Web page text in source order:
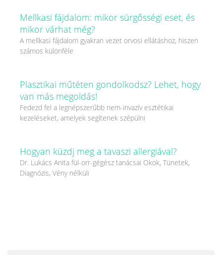
Mellkasi fájdalom: mikor sürgősségi eset, és
mikor várhat még?
A mellkasi fájdalom gyakran vezet orvosi ellátáshoz, hiszen
számos különféle
Plasztikai műtéten gondolkodsz? Lehet, hogy
van más megoldás!
Fedezd fel a legnépszerűbb nem-invazív esztétikai
kezeléseket, amelyek segítenek szépülni
Hogyan küzdj meg a tavaszi allergiával?
Dr. Lukács Anita fül-orr-gégész tanácsai Okok, Tünetek,
Diagnózis, Vény nélküli